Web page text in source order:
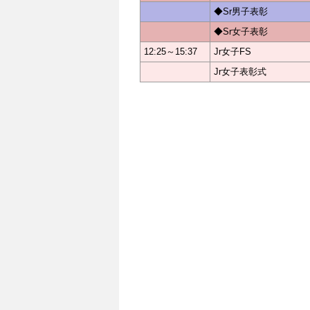
◆Sr男子表彰
◆Sr女子表彰
12:25～15:37
Jr女子FS
Jr女子表彰式